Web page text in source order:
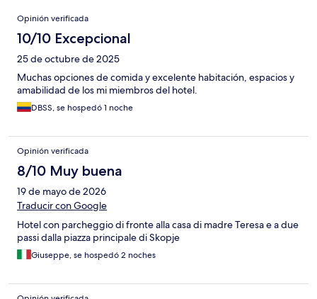
Opiniones
Opinión verificada
10/10 Excepcional
25 de octubre de 2025
Muchas opciones de comida y excelente habitación, espacios y
amabilidad de los mi miembros del hotel.
DBSS, se hospedó 1 noche
Opinión verificada
8/10 Muy buena
19 de mayo de 2026
Traducir con Google
Hotel con parcheggio di fronte alla casa di madre Teresa e a due
passi dalla piazza principale di Skopje
Giuseppe, se hospedó 2 noches